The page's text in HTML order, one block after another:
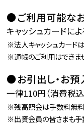
ご利用可能な
キャッシュカードに
法人キャッシュカード
通帳のご利用はできま
お引出し・お
一律110円（消費税込
残高照会は手数料無料
出資会員の皆さまも手